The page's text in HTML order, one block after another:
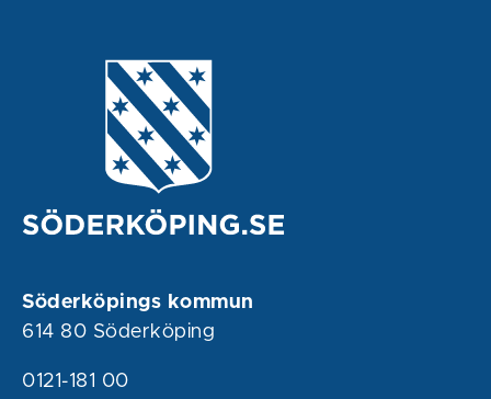
Söderköpings kommun
614 80 Söderköping
0121-181 00